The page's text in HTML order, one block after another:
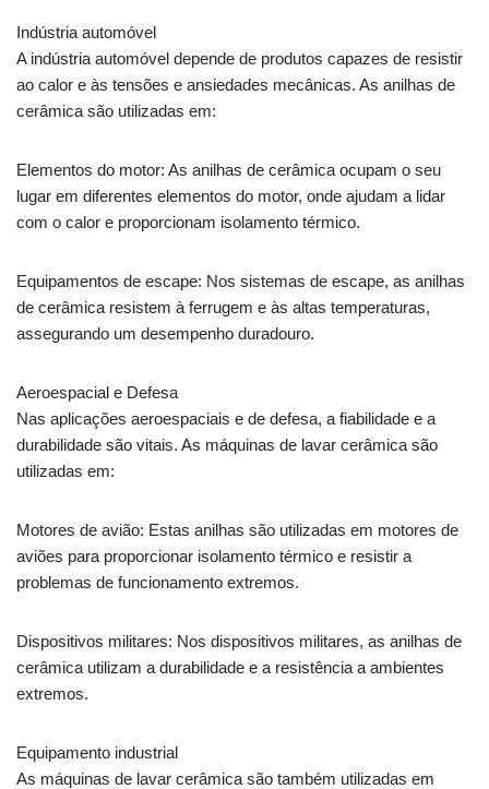
Indústria automóvel
A indústria automóvel depende de produtos capazes de resistir
ao calor e às tensões e ansiedades mecânicas. As anilhas de
cerâmica são utilizadas em:
Elementos do motor: As anilhas de cerâmica ocupam o seu
lugar em diferentes elementos do motor, onde ajudam a lidar
com o calor e proporcionam isolamento térmico.
Equipamentos de escape: Nos sistemas de escape, as anilhas
de cerâmica resistem à ferrugem e às altas temperaturas,
assegurando um desempenho duradouro.
Aeroespacial e Defesa
Nas aplicações aeroespaciais e de defesa, a fiabilidade e a
durabilidade são vitais. As máquinas de lavar cerâmica são
utilizadas em:
Motores de avião: Estas anilhas são utilizadas em motores de
aviões para proporcionar isolamento térmico e resistir a
problemas de funcionamento extremos.
Dispositivos militares: Nos dispositivos militares, as anilhas de
cerâmica utilizam a durabilidade e a resistência a ambientes
extremos.
Equipamento industrial
As máquinas de lavar cerâmica são também utilizadas em